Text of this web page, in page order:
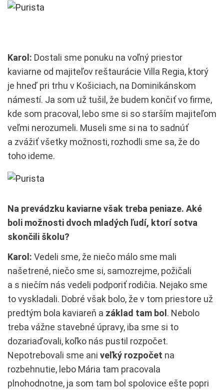
Karol: Dostali sme ponuku na voľný priestor
kaviarne od majiteľov reštaurácie Villa Regia, ktorý
je hneď pri trhu v Košiciach, na Dominikánskom
námestí. Ja som už tušil, že budem končiť vo firme,
kde som pracoval, lebo sme si so starším majiteľom
veľmi nerozumeli. Museli sme si na to sadnúť
a zvážiť všetky možnosti, rozhodli sme sa, že do
toho ideme.
Na prevádzku kaviarne však treba peniaze. Aké
boli možnosti dvoch mladých ľudí, ktorí sotva
skončili školu?
Karol: Vedeli sme, že niečo málo sme mali
našetrené, niečo sme si, samozrejme, požičali
a s niečím nás vedeli podporiť rodičia. Nejako sme
to vyskladali. Dobré však bolo, že v tom priestore už
predtým bola kaviareň a základ tam bol . Nebolo
treba vážne stavebné úpravy, iba sme si to
dozariaďovali, koľko nás pustil rozpočet.
Nepotrebovali sme ani veľký rozpočet na
rozbehnutie, lebo Mária tam pracovala
plnohodnotne, ja som tam bol spolovice ešte popri